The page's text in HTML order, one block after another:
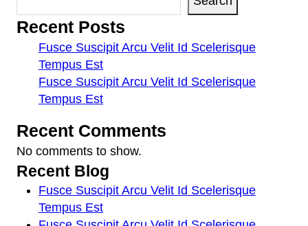
Recent Posts
Fusce Suscipit Arcu Velit Id Scelerisque
Tempus Est
Fusce Suscipit Arcu Velit Id Scelerisque
Tempus Est
Recent Comments
No comments to show.
Recent Blog
Fusce Suscipit Arcu Velit Id Scelerisque
Tempus Est